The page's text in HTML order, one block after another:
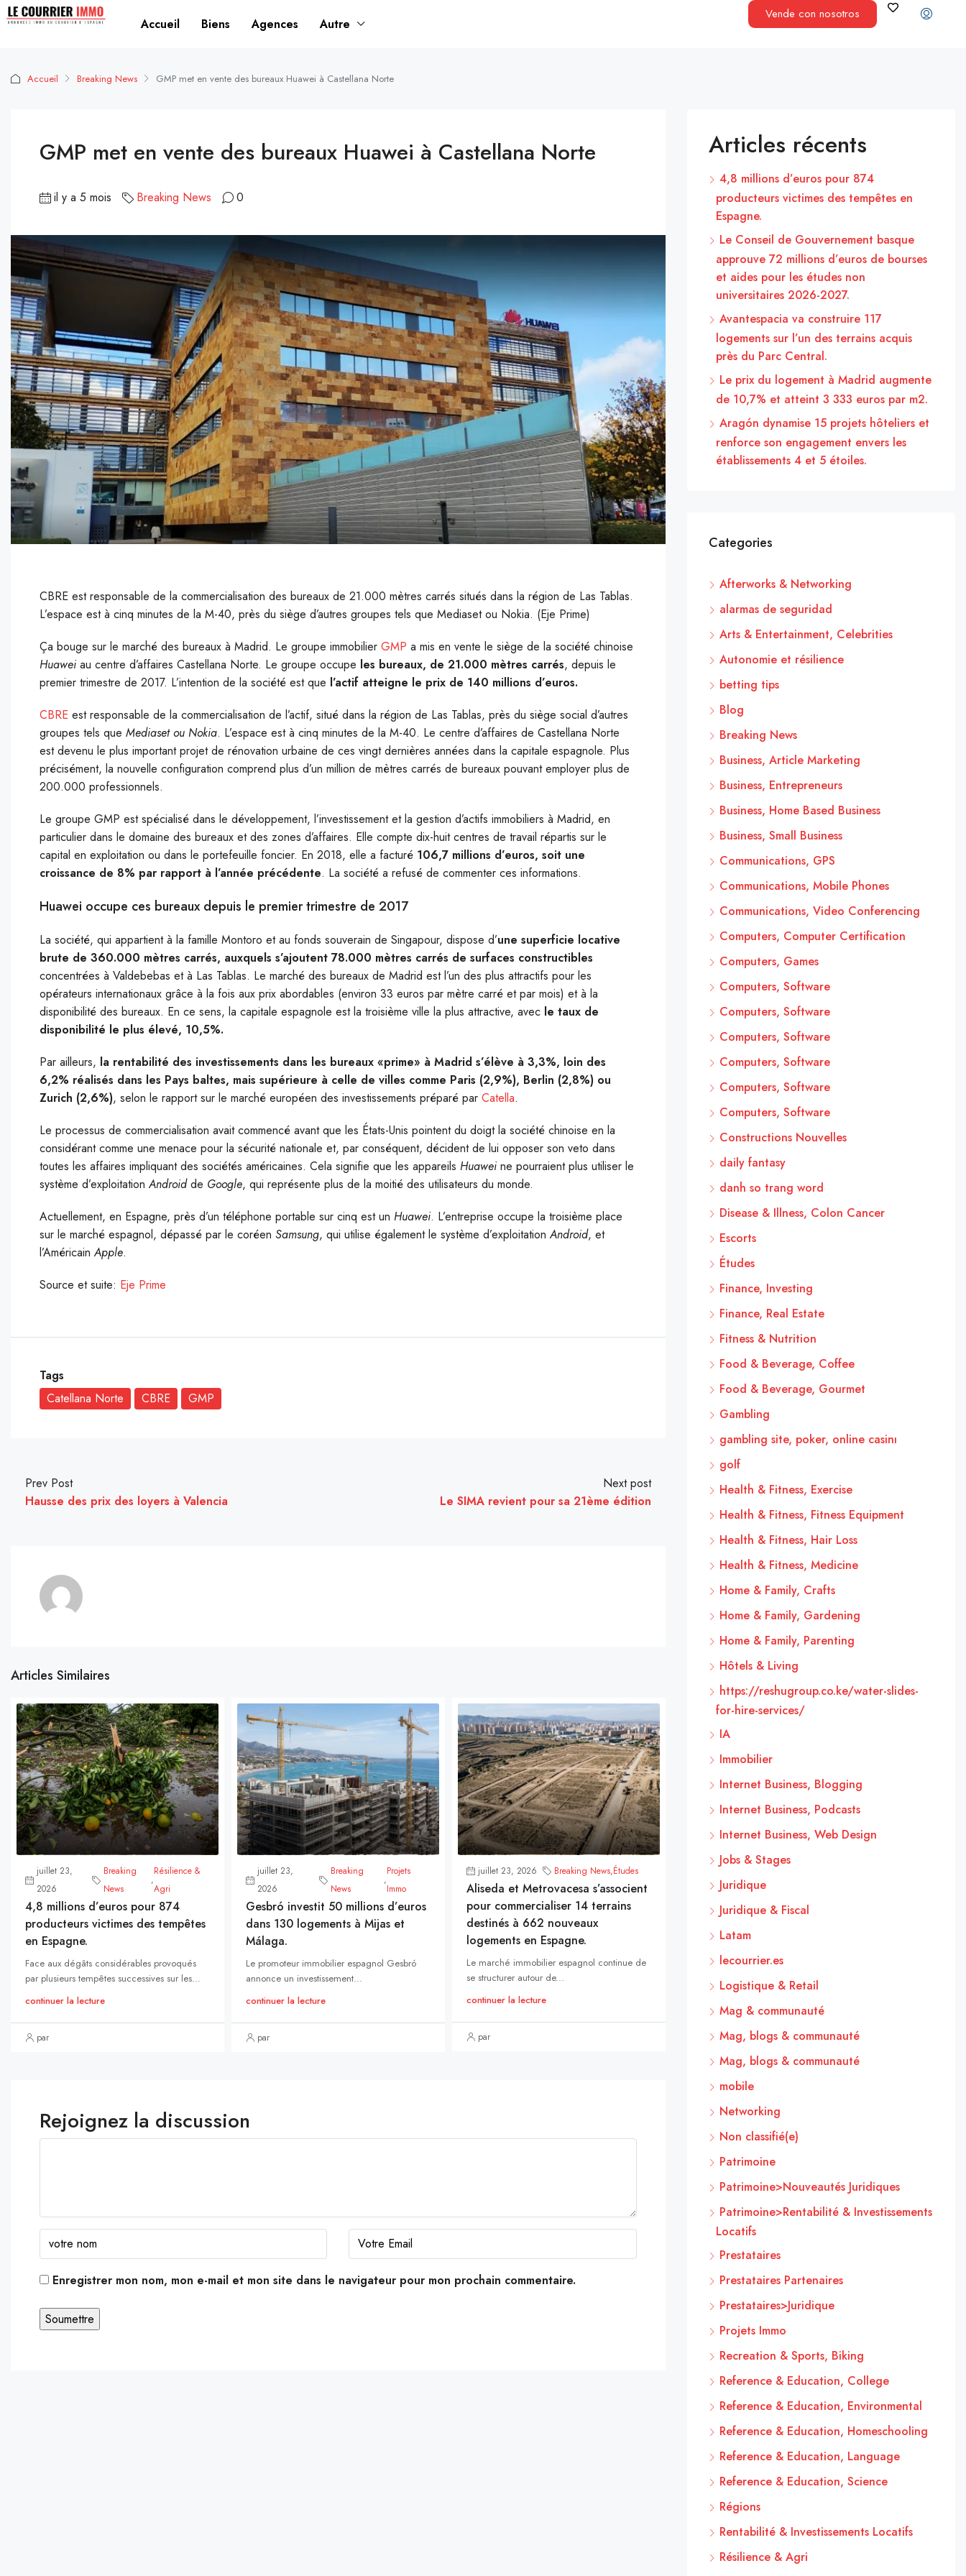
Accueil Biens Agences Autre
Vende con nosotros
Accueil Breaking News GMP met en vente des bureaux Huawei à Castellana Norte
GMP met en vente des bureaux Huawei à Castellana Norte
il y a 5 mois Breaking News 0
CBRE est responsable de la commercialisation des bureaux de 21.000 mètres carrés situés dans la région de Las Tablas.
L’espace est à cinq minutes de la M-40, près du siège d’autres groupes tels que Mediaset ou Nokia. (Eje Prime)
Ça bouge sur le marché des bureaux à Madrid. Le groupe immobilier GMP a mis en vente le siège de la société chinoise
Huawei au centre d’affaires Castellana Norte. Le groupe occupe les bureaux, de 21.000 mètres carrés, depuis le
premier trimestre de 2017. L’intention de la société est que l’actif atteigne le prix de 140 millions d’euros.
CBRE est responsable de la commercialisation de l’actif, situé dans la région de Las Tablas, près du siège social d’autres
groupes tels que Mediaset ou Nokia. L’espace est à cinq minutes de la M-40. Le centre d’affaires de Castellana Norte
est devenu le plus important projet de rénovation urbaine de ces vingt dernières années dans la capitale espagnole. Plus
précisément, la nouvelle configuration comprend plus d’un million de mètres carrés de bureaux pouvant employer plus de
200.000 professionnels.
Le groupe GMP est spécialisé dans le développement, l’investissement et la gestion d’actifs immobiliers à Madrid, en
particulier dans le domaine des bureaux et des zones d’affaires. Elle compte dix-huit centres de travail répartis sur le
capital en exploitation ou dans le portefeuille foncier. En 2018, elle a facturé 106,7 millions d’euros, soit une
croissance de 8% par rapport à l’année précédente. La société a refusé de commenter ces informations.
Huawei occupe ces bureaux depuis le premier trimestre de 2017
La société, qui appartient à la famille Montoro et au fonds souverain de Singapour, dispose d’une superficie locative
brute de 360​.000 mètres carrés, auxquels s’ajoutent 78.000 mètres carrés de surfaces constructibles
concentrées à Valdebebas et à Las Tablas. Le marché des bureaux de Madrid est l’un des plus attractifs pour les
opérateurs internationaux grâce à la fois aux prix abordables (environ 33 euros par mètre carré et par mois) et à la
disponibilité des bureaux. En ce sens, la capitale espagnole est la troisième ville la plus attractive, avec le taux de
disponibilité le plus élevé, 10,5%.
Par ailleurs, la rentabilité des investissements dans les bureaux «prime» à Madrid s’élève à 3,3%, loin des
6,2% réalisés dans les Pays baltes, mais supérieure à celle de villes comme Paris (2,9%), Berlin (2,8%) ou
Zurich (2,6%), selon le rapport sur le marché européen des investissements préparé par Catella.
Le processus de commercialisation avait commencé avant que les États-Unis pointent du doigt la société chinoise en la
considérant comme une menace pour la sécurité nationale et, par conséquent, décident de lui opposer son veto dans
toutes les affaires impliquant des sociétés américaines. Cela signifie que les appareils Huawei ne pourraient plus utiliser le
système d’exploitationAndroidde Google, qui représente plus de la moitié des utilisateurs du monde.
Actuellement, en Espagne, près d’un téléphone portable sur cinq est un Huawei. L’entreprise occupe la troisième place
sur le marché espagnol, dépassé par le coréen Samsung, qui utilise également le système d’exploitationAndroid, et
l’AméricainApple.
Source et suite: Eje Prime
Tags
Catellana Norte
CBRE GMP
Prev Post
Hausse des prix des loyers à Valencia
Next post
Le SIMA revient pour sa 21ème édition
Articles Similaires
juillet 23,
2026
Breaking
News
,
Résilience &
Agri
4,8 millions d’euros pour 874
producteurs victimes des tempêtes
en Espagne.
Face aux dégâts considérables provoqués
par plusieurs tempêtes successives sur les...
continuer la lecture
par
juillet 23,
2026
Breaking
News
,
Projets
Immo
Gesbró investit 50 millions d’euros
dans 130 logements à Mijas et
Málaga.
Le promoteur immobilier espagnol Gesbró
annonce un investissement...
continuer la lecture
par
juillet 23, 2026 Breaking News,Études
Aliseda et Metrovacesa s’associent
pour commercialiser 14 terrains
destinés à 662 nouveaux
logements en Espagne.
Le marché immobilier espagnol continue de
se structurer autour de...
continuer la lecture
par
Rejoignez la discussion
Enregistrer mon nom, mon e-mail et mon site dans le navigateur pour mon prochain commentaire.
Articles récents
4,8 millions d’euros pour 874
producteurs victimes des tempêtes en
Espagne.
Le Conseil de Gouvernement basque
approuve 72 millions d’euros de bourses
et aides pour les études non
universitaires 2026-2027.
Avantespacia va construire 117
logements sur l’un des terrains acquis
près du Parc Central.
Le prix du logement à Madrid augmente
de 10,7% et atteint 3 333 euros par m2.
Aragón dynamise 15 projets hôteliers et
renforce son engagement envers les
établissements 4 et 5 étoiles.
Categories
Afterworks & Networking
alarmas de seguridad
Arts & Entertainment, Celebrities
Autonomie et résilience
betting tips
Blog
Breaking News
Business, Article Marketing
Business, Entrepreneurs
Business, Home Based Business
Business, Small Business
Communications, GPS
Communications, Mobile Phones
Communications, Video Conferencing
Computers, Computer Certification
Computers, Games
Computers, Software
Computers, Software
Computers, Software
Computers, Software
Computers, Software
Computers, Software
Constructions Nouvelles
daily fantasy
danh so trang word
Disease & Illness, Colon Cancer
Escorts
Études
Finance, Investing
Finance, Real Estate
Fitness & Nutrition
Food & Beverage, Coffee
Food & Beverage, Gourmet
Gambling
gambling site, poker, online casinı
golf
Health & Fitness, Exercise
Health & Fitness, Fitness Equipment
Health & Fitness, Hair Loss
Health & Fitness, Medicine
Home & Family, Crafts
Home & Family, Gardening
Home & Family, Parenting
Hôtels & Living
https://reshugroup.co.ke/water-slides-
for-hire-services/
IA
Immobilier
Internet Business, Blogging
Internet Business, Podcasts
Internet Business, Web Design
Jobs & Stages
Juridique
Juridique & Fiscal
Latam
lecourrier.es
Logistique & Retail
Mag & communauté
Mag, blogs & communauté
Mag, blogs & communauté
mobile
Networking
Non classifié(e)
Patrimoine
Patrimoine>Nouveautés Juridiques
Patrimoine>Rentabilité & Investissements
Locatifs
Prestataires
Prestataires Partenaires
Prestataires>Juridique
Projets Immo
Recreation & Sports, Biking
Reference & Education, College
Reference & Education, Environmental
Reference & Education, Homeschooling
Reference & Education, Language
Reference & Education, Science
Régions
Rentabilité & Investissements Locatifs
Résilience & Agri